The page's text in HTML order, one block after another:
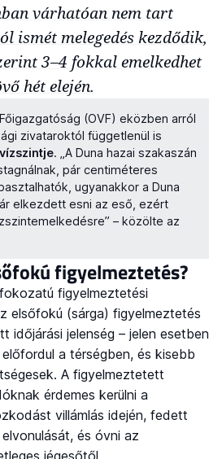
várhatóan nem tart
ismét melegedés kezdődik,
3–4 fokkal emelkedhet
hét elején.
(OVF) eközben arról
zivataroktól függetlenül is
. „A Duna hazai szakaszán
pár centiméteres
ugyanakkor a Duna
elkezdett esni az eső, ezért
– közölte az
figyelmeztetés?
figyelmeztetési
elsőfokú (sárga) figyelmeztetés
időjárási jelenség – jelen esetben
a térségben, és kisebb
A figyelmeztetett
érdemes kerülni a
villámlás idején, fedett
és óvni az
jégesőtől.